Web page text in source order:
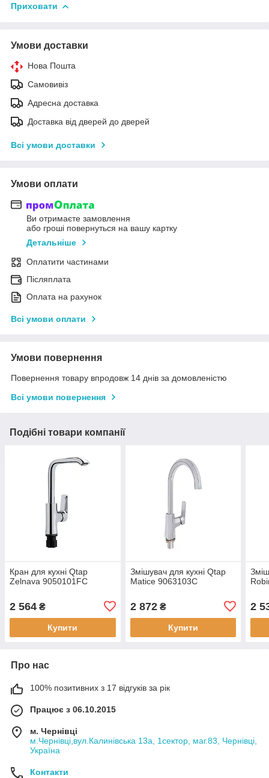
Приховати
Умови доставки
Нова Пошта
Самовивіз
Адресна доставка
Доставка від дверей до дверей
Всі умови доставки
Умови оплати
Ви отримаєте замовлення
або гроші повернуться на вашу картку
Детальніше
Оплатити частинами
Післяплата
Оплата на рахунок
Всі умови оплати
Умови повернення
Повернення товару впродовж 14 днів за домовленістю
Всі умови повернення
Подібні товари компанії
Кран для кухні Qtap
Zelnava 9050101FC
2 564 ₴
Купити
Змішувач для кухні Qtap
Matice 9063103C
2 872₴
Купити
2
Про нас
100% позитивних з 17 відгуків за рік
Працює з 06.10.2015
м. Чернівці
м.Чернівці,вул.Калинівська 13а, 1сектор, маг.83, Чернівці,
Україна
Контакти